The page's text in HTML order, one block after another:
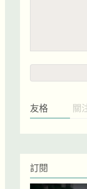
友格 關
訂閱